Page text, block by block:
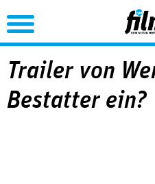
Jump
Trailer von
Bestatter ein?